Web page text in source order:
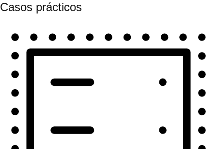
Casos prácticos